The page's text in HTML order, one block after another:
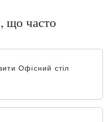
що часто
Офісний стіл